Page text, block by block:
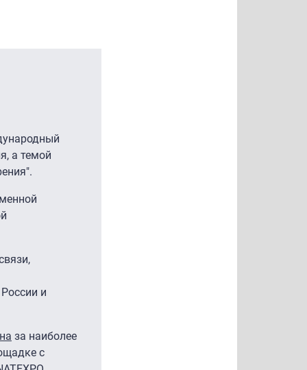
а темой
и
за наиболее
с